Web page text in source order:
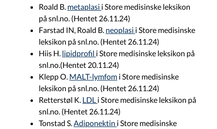
Roald B. metaplasi i Store medisinske leksikon
på snl.no. (Hentet 26.11.24)
Farstad IN, Roald B. neoplasi i Store medisinske
leksikon på snl.no. (Hentet 26.11.24)
Hiis H. lipidprofil i Store medisinske leksikon på
snl.no.(Hentet 20.11.24)
Klepp O. MALT-lymfom i Store medisinske
leksikon på snl.no. (Hentet 26.11.24)
Retterstøl K. LDL i Store medisinske leksikon på
snl.no. (Hentet 26.11.24)
Tonstad S. Adiponektin i Store medisinske